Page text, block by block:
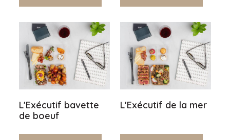
L'Exécutif bavette
de boeuf
L'Exécutif de la mer